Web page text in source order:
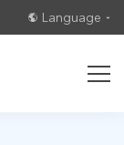
Language